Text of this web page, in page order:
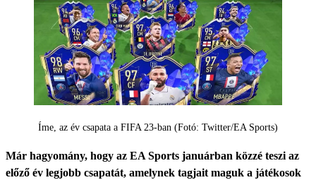
Íme, az év csapata a FIFA 23-ban (Fotó: Twitter/EA Sports)
Már hagyomány, hogy az EA Sports januárban közzé teszi az
előző év legjobb csapatát, amelynek tagjait maguk a játékosok